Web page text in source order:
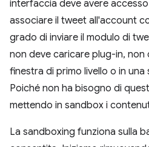
interfaccia deve avere
associare il tweet all'account
grado di inviare il modulo di
non deve caricare plug-in, non
finestra di primo livello o in
Poiché non ha bisogno di
mettendo in sandbox i
La sandboxing funziona sulla